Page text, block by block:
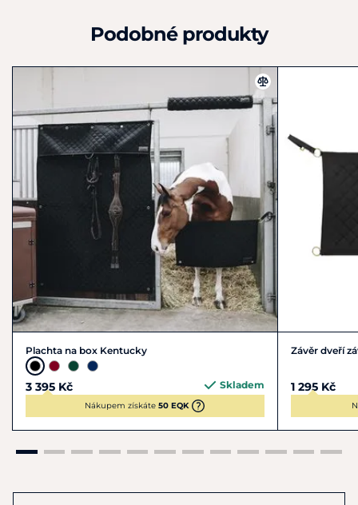
Podobné produkty
Plachta na box Kentucky
3 395 Kč Skladem
Nákupem získáte50 EQK
Závěr dveří
1 295 Kč